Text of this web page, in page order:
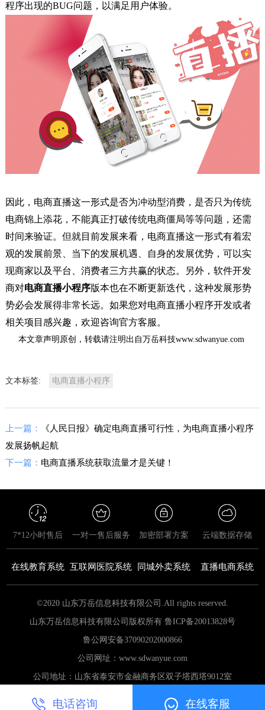
程序出现的BUG问题，以满足用户体验。
因此，电商直播这一形式是否为冲动型消费，是否只为传统
电商锦上添花，不能真正打破传统电商僵局等等问题，还需
时间来验证。但就目前发展来看，电商直播这一形式有着宏
观的发展前景、当下的发展机遇、自身的发展优势，可以实
现商家以及平台、消费者三方共赢的状态。另外，软件开发
商对电商直播小程序版本也在不断更新迭代，这种发展形势
势必会发展得非常长远。如果您对电商直播小程序开发或者
相关项目感兴趣，欢迎咨询官方客服。
本文章声明原创，转载请注明出自万岳科技www.sdwanyue.com
文本标签: 电商直播小程序
上一篇：
《人民日报》确定电商直播可行性，为电商直播小程序
发展扬帆起航
下一篇： 电商直播系统获取流量才是关键！
7*12小时售后 一对一售后服务 加密部署方案 云端数据存储
在线教育系统 互联网医院系统 同城外卖系统 直播电商系统
©2020 山东万岳信息科技有限公司.All rights reserved.
山东万岳信息科技有限公司版权所有 鲁ICP备20013828号
鲁公网安备37090202000866
公司网址：www.sdwanyue.com
公司地址：山东省泰安市金融商务区双子塔西塔9012室
电话咨询 在线客服